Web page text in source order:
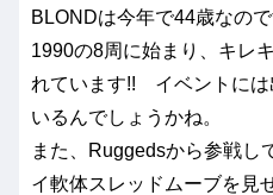
BLONDは今年で44歳なの
1990の8周に始まり、キレ
れています!! イベントには
いるんでしょうかね。
また、Ruggedsから参戦し
イ軟体スレッドムーブを見